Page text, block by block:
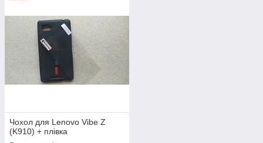
Чохол для Lenovo Vibe Z
(K910) + плівка